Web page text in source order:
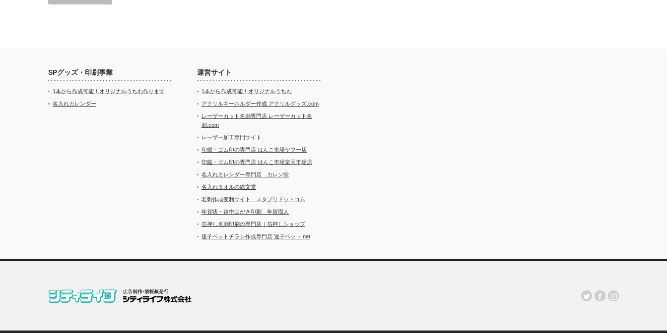
SPグッズ・印刷事業
1本から作成可能！オリジナルうちわ作ります
名入れカレンダー
運営サイト
1本から作成可能！オリジナルうちわ
アクリルキーホルダー作成 アクリルグッズ.com
レーザーカット名刺専門店 レーザーカット名
刺.com
レーザー加工専門サイト
印鑑・ゴム印の専門店 はんこ市場ヤフー店
印鑑・ゴム印の専門店 はんこ市場楽天市場店
名入れカレンダー専門店 カレン堂
名入れタオルの総文堂
名刺作成便利サイト スタプリドットコム
年賀状・喪中はがき印刷 年賀職人
箔押し名刺印刷の専門店｜箔押しショップ
迷子ペットチラシ作成専門店 迷子ペット.net